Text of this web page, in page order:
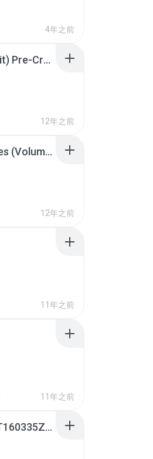
4年之前
Sony Vegas Pro 12.0.770 (64-bit) Pre-Cracked.zip
12年之前
Junior Miss Pageant 1999 Series (Volume I Part I NC 6).7z
12年之前
11年之前
11年之前
whatsapp backups -20260410T160335Z-3-001.zip